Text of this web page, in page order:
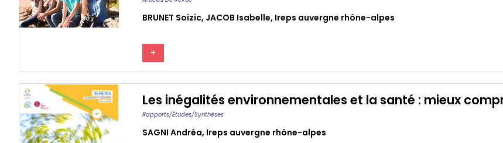
BRUNET Soizic, JACOB Isabelle, Ireps auvergne rhône-alpes
+
Les inégalités environnementales et la santé : mieux
Rapports/études/synthèses
SAGNI Andréa, Ireps auvergne rhône-alpes